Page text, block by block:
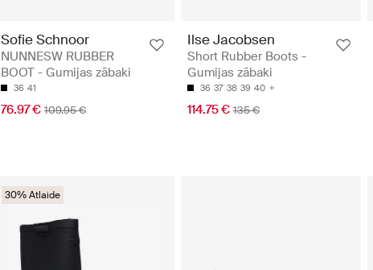
Sofie Schnoor
NUNNESW RUBBER
BOOT - Gumijas zābaki
36 41
76.97 € 109.95 €
Ilse Jacobsen
Short Rubber Boots -
Gumijas zābaki
36 37 38 39 40
114.75 € 135 €
30% Atlaide